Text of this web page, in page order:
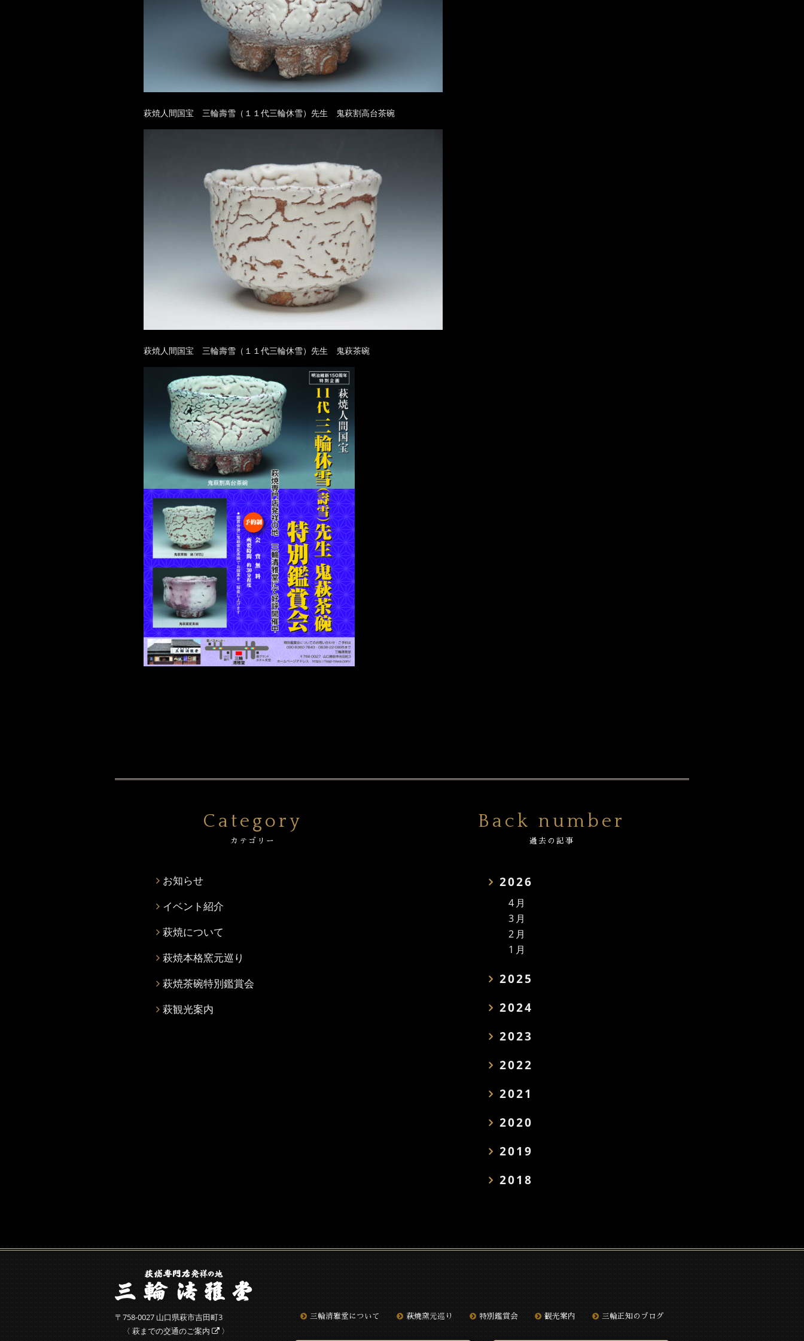
萩焼人間国宝 三輪壽雪（１１代三輪休雪）先生 鬼萩割高台茶碗
萩焼人間国宝 三輪壽雪（１１代三輪休雪）先生 鬼萩茶碗
Category
カテゴリー
お知らせ
イベント紹介
萩焼について
萩焼本格窯元巡り
萩焼茶碗特別鑑賞会
萩観光案内
Back number
過去の記事
2026
4月
3月
2月
1月
2025
2024
2023
2022
2021
2020
2019
2018
〒758-0027 山口県萩市吉田町3
〈萩までの交通のご案内 〉
三輪清雅堂について 萩焼窯元巡り 特別鑑賞会 観光案内 三輪正知のブログ